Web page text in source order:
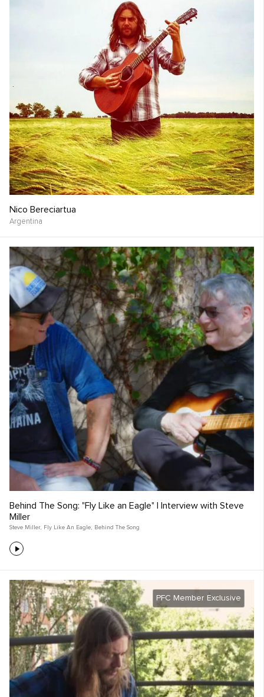
Nico Bereciartua
Argentina
Behind The Song: "Fly Like an Eagle" | Interview with Steve
Miller
Steve Miller, Fly Like An Eagle, Behind The Song
PFC Member Exclusive